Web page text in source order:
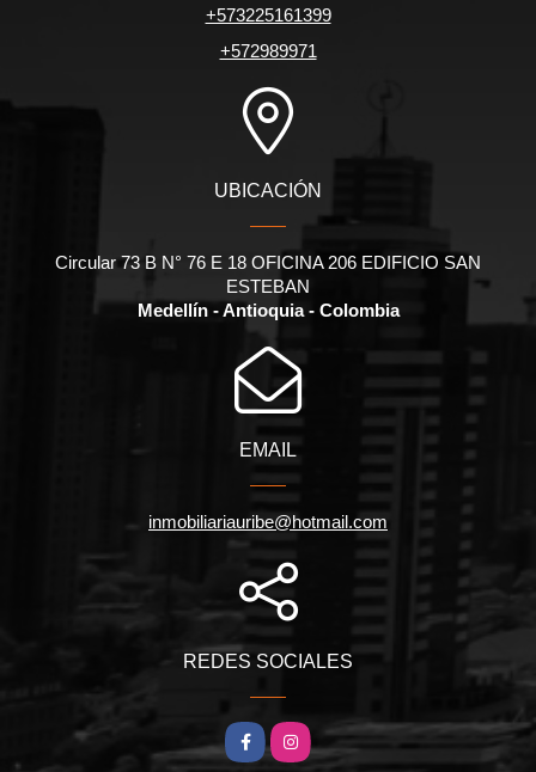
+573225161399
+572989971
UBICACIÓN
Circular 73 B N° 76 E 18 OFICINA 206 EDIFICIO SAN
ESTEBAN
Medellín - Antioquia - Colombia
EMAIL
inmobiliariauribe@hotmail.com
REDES SOCIALES
FacebookInstagram